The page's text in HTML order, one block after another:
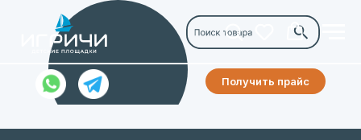
Получить прайс